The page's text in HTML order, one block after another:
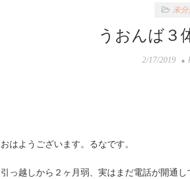
未分
うおんば３
2/17/2019
おはようございます。るなです。
引っ越しから２ヶ月弱、実はまだ電話が開通し